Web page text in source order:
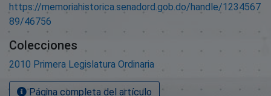
https://memoriahistorica.senadord.gob.do/handle/1234567
89/46756
Colecciones
2010 Primera Legislatura Ordinaria
Página completa del artículo